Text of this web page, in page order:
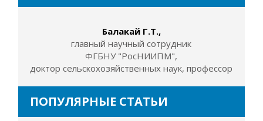
Балакай Г.Т.,
главный научный сотрудник
ФГБНУ "РосНИИПМ",
доктор сельскохозяйственных наук, профессор
ПОПУЛЯРНЫЕ СТАТЬИ